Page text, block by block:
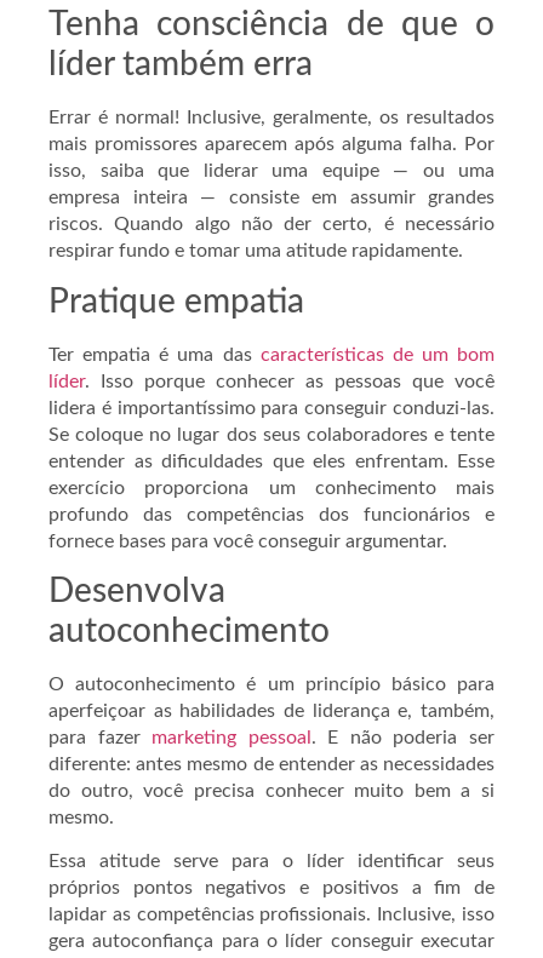
Tenha consciência de que o
líder também erra
Errar é normal! Inclusive, geralmente, os resultados
mais promissores aparecem após alguma falha. Por
isso, saiba que liderar uma equipe — ou uma
empresa inteira — consiste em assumir grandes
riscos. Quando algo não der certo, é necessário
respirar fundo e tomar uma atitude rapidamente.
Pratique empatia
Ter empatia é uma das características de um bom
líder. Isso porque conhecer as pessoas que você
lidera é importantíssimo para conseguir conduzi-las.
Se coloque no lugar dos seus colaboradores e tente
entender as dificuldades que eles enfrentam. Esse
exercício proporciona um conhecimento mais
profundo das competências dos funcionários e
fornece bases para você conseguir argumentar.
Desenvolva
autoconhecimento
O autoconhecimento é um princípio básico para
aperfeiçoar as habilidades de liderança e, também,
para fazer marketing pessoal . E não poderia ser
diferente: antes mesmo de entender as necessidades
do outro, você precisa conhecer muito bem a si
mesmo.
Essa atitude serve para o líder identificar seus
próprios pontos negativos e positivos a fim de
lapidar as competências profissionais. Inclusive, isso
gera autoconfiança para o líder conseguir executar